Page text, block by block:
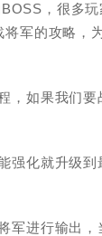
，很多
军的攻略，
，如果我们
强化就升级
军进行输出